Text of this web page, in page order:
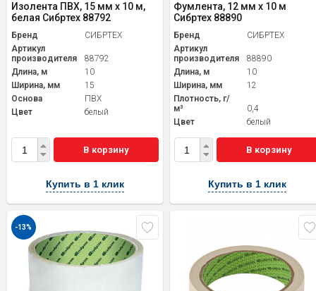
Изолента ПВХ, 15 мм х 10 м,
белая Сибртех 88792
Бренд
СИБРТЕХ
Артикул
производителя
88792
Длина, м
10
Ширина, мм
15
Основа
ПВХ
Цвет
белый
В корзину
Купить в 1 клик
Фумлента, 12 мм х 10 м
Сибртех 88890
Бренд
СИБРТЕХ
Артикул
производителя
88890
Длина, м
10
Ширина, мм
12
Плотность, г/
м³
0,4
Цвет
белый
В корзину
Купить в 1 клик
-13%